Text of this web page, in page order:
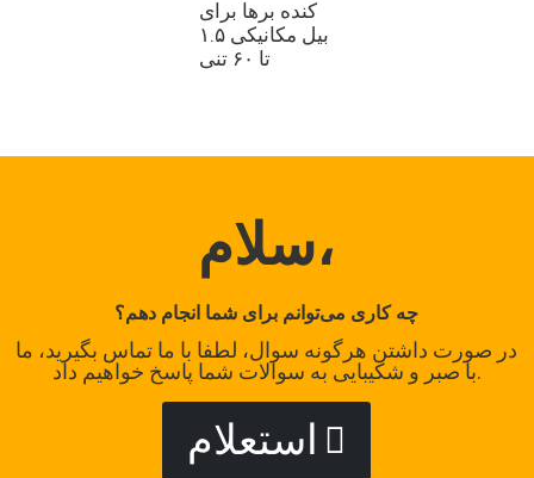
کنده برها برای
بیل مکانیکی ۱.۵
تا ۶۰ تنی
سلام،
چه کاری می‌توانم برای شما انجام دهم؟
در صورت داشتن هرگونه سوال، لطفا با ما تماس بگیرید، ما
با صبر و شکیبایی به سوالات شما پاسخ خواهیم داد.
استعلام